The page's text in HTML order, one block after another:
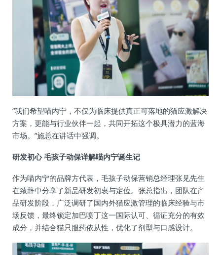
“我们希望喵内宁，不仅为临床提供真正可落地的猫应激解决
方案，更能与行业伙伴一起，共同开拓这个极具潜力的蓝海
市场。”施总在讲话中强调。
研发初心 毛孩子动保详解喵内宁诞生记
作为喵内宁的品牌方代表，毛孩子动保营销总经理张见先生
在致辞中分享了新品研发初衷与定位。张总指出，团队在产
品研发阶段，广泛调研了国内外猫应激管理的临床经验与市
场反馈，最终锁定加巴喷丁这一国际认可、循证充分的有效
成分，并结合猫只服药依从性，优化了剂型与口感设计。